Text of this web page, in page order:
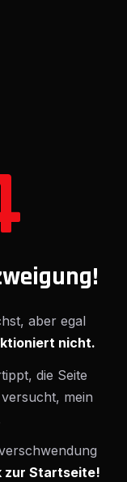
aber egal
nicht.
die Seite
mein
zur Startseite!